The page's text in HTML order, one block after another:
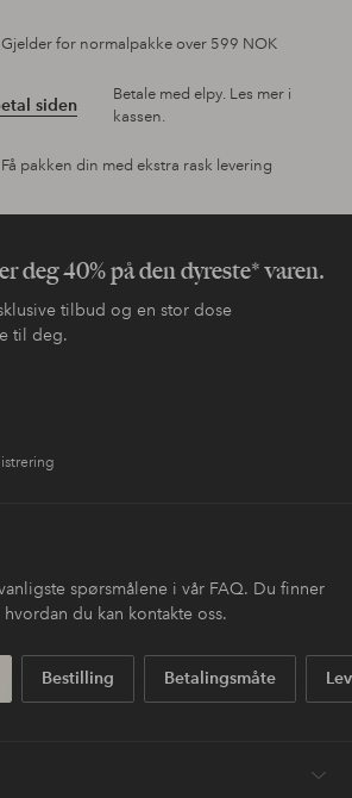
Gjelder for normalpakke over 599 NOK
siden
Betale med elpy. Les mer i
kassen.
Få pakken din med ekstra rask levering
deg 40% på den dyreste* varen.
tilbud og en stor dose
til deg.
spørsmålene i vår FAQ. Du finner
du kan kontakte oss.
Bestilling Betalingsmåte